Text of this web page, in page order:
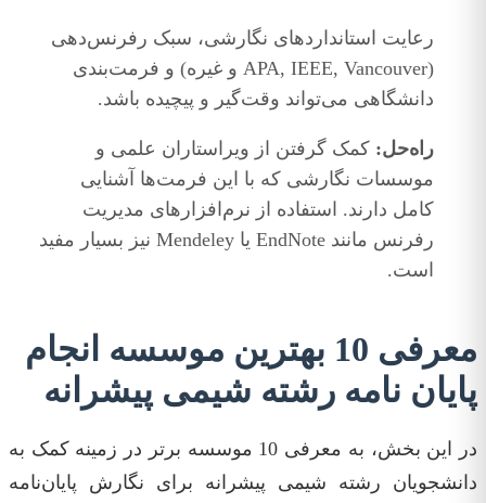
رعایت استانداردهای نگارشی، سبک رفرنس‌دهی
(APA, IEEE, Vancouver و غیره) و فرمت‌بندی
دانشگاهی می‌تواند وقت‌گیر و پیچیده باشد.
راه‌حل: کمک گرفتن از ویراستاران علمی و
موسسات نگارشی که با این فرمت‌ها آشنایی
کامل دارند. استفاده از نرم‌افزارهای مدیریت
رفرنس مانند EndNote یا Mendeley نیز بسیار مفید
است.
معرفی 10 بهترین موسسه انجام
پایان نامه رشته شیمی پیشرانه
در این بخش، به معرفی 10 موسسه برتر در زمینه کمک به
دانشجویان رشته شیمی پیشرانه برای نگارش پایان‌نامه